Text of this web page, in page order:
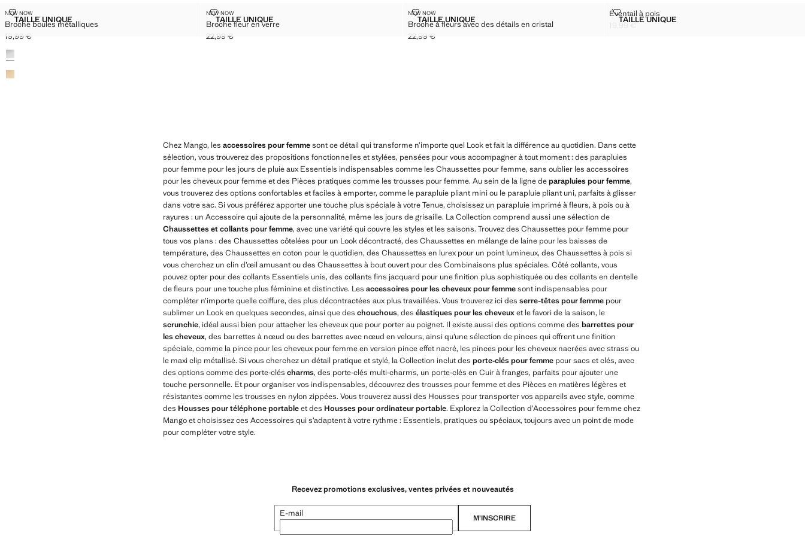
Tailles
TAILLE UNIQUEBROCHE BOULES MÉTALLIQUES
NEW NOW
Broche boules métalliques
BROCHE BOULES MÉTALLIQUES
Prix actuel [19,99 € ]
19,99 €
Couleurs
Tailles
TAILLE UNIQUEBROCHE FLEUR EN VERRE
NEW NOW
Broche fleur en verre
BROCHE FLEUR EN VERRE
Prix actuel [22,99 € ]
22,99 €
Tailles
TAILLE UNIQUEBROCHE À FLEURS AVEC DES DÉTAILS EN CRISTAL
NEW NOW
Broche à fleurs avec des détails en cristal
BROCHE À FLEURS AVEC DES DÉTAILS EN CRISTAL
Prix actuel [22,99 € ]
22,99 €
Tailles
TAILLE UNIQUEÉVENTAIL À POIS
Éventail à pois
ÉVENTAIL À POIS
19,99 €
Chez Mango, les accessoires pour femmesont ce détail qui transforme n’importe quel Look et fait la différence au quotidien. Dans cette
sélection, vous trouverez des propositions fonctionnelles et stylées, pensées pour vous accompagner à tout moment : des parapluies
pour femme pour les jours de pluie aux Essentiels indispensables comme les Chaussettes pour femme, sans oublier les accessoires
pour les cheveux pour femme et des Pièces pratiques comme les trousses pour femme. Au sein de la ligne deparapluies pour femme,
vous trouverez des options confortables et faciles à emporter, comme le parapluie pliant mini ou le parapluie pliant uni, parfaits à glisser
dans votre sac. Si vous préférez apporter une touche plus spéciale à votre Tenue, choisissez un parapluie imprimé à fleurs, à pois ou à
rayures : un Accessoire qui ajoute de la personnalité, même les jours de grisaille. La Collection comprend aussi une sélection de
Chaussettes et collants pour femme, avec une variété qui couvre les styles et les saisons. Trouvez des Chaussettes pour femme pour
tous vos plans : des Chaussettes côtelées pour un Look décontracté, des Chaussettes en mélange de laine pour les baisses de
température, des Chaussettes en coton pour le quotidien, des Chaussettes en lurex pour un point lumineux, des Chaussettes à pois si
vous cherchez un clin d’œil amusant ou des Chaussettes à bout ouvert pour des Combinaisons plus spéciales. Côté collants, vous
pouvez opter pour des collants Essentiels unis, des collants fins jacquard pour une finition plus sophistiquée ou des collants en dentelle
de fleurs pour une touche plus féminine et distinctive. Les accessoires pour les cheveux pour femmesont indispensables pour
compléter n’importe quelle coiffure, des plus décontractées aux plus travaillées. Vous trouverez ici des serre-têtes pour femme pour
sublimer un Look en quelques secondes, ainsi que des chouchous, des élastiques pour les cheveuxet le favori de la saison, le
scrunchie, idéal aussi bien pour attacher les cheveux que pour porter au poignet. Il existe aussi des options comme des barrettes pour
les cheveux, des barrettes à nœud ou des barrettes avec nœud en velours, ainsi qu’une sélection de pinces qui offrent une finition
spéciale, comme la pince pour les cheveux pour femme en version pince effet nacré, les pinces pour les cheveux nacrées avec strass ou
le maxi clip métallisé. Si vous cherchez un détail pratique et stylé, la Collection inclut des porte‑clés pour femme pour sacs et clés, avec
des options comme des porte‑clés charms, des porte‑clés multi‑charms, un porte‑clés en Cuir à franges, parfaits pour ajouter une
touche personnelle. Et pour organiser vos indispensables, découvrez des trousses pour femme et des Pièces en matières légères et
résistantes comme les trousses en nylon zippées. Vous trouverez aussi des Housses pour transporter vos appareils avec style, comme
des Housses pour téléphone portableet des Housses pour ordinateur portable. Explorez la Collection d’Accessoires pour femme chez
Mango et choisissez ces Accessoires qui s’adaptent à votre rythme : Essentiels, pratiques ou spéciaux, toujours avec un point de mode
pour compléter votre style.
Recevez promotions exclusives, ventes privées et nouveautés
E-mail M’INSCRIRE